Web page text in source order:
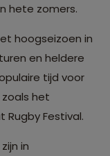
hete zomers.
hoogseizoen in
en heldere
tijd voor
het
Festival.
in